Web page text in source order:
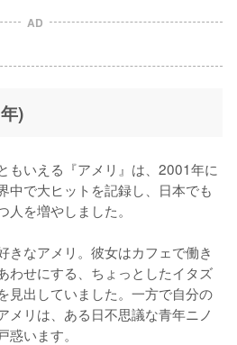
AD
)
もいえる『アメリ』は、2001年に
中で大ヒットを記録し、日本でも
を増やしました。
きなアメリ。彼女はカフェで働き
わせにする、ちょっとしたイタズ
見出していました。一方で自分の
メリは、ある日不思議な青年ニノ
います。